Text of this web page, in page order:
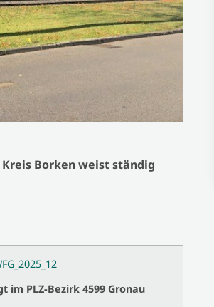
Borken weist ständig
im PLZ-Bezirk 4599 Gronau